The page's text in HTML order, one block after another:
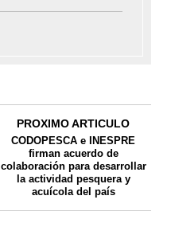
PROXIMO ARTICULO
CODOPESCA e INESPRE
firman acuerdo de
colaboración para desarrollar
la actividad pesquera y
acuícola del país